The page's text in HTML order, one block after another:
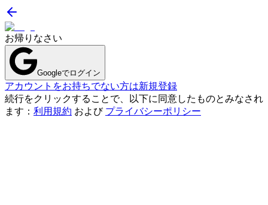
お帰りなさい
Googleでログイン
アカウントをお持ちでない方は新規登録
続行をクリックすることで、以下に同意したものとみなされ
ます： 利用規約 および プライバシーポリシー